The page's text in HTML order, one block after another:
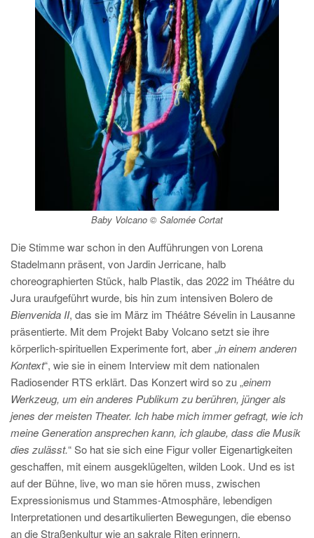
Baby Volcano © Salomée Cortat
Die Stimme war schon in den Aufführungen von Lorena
Stadelmann präsent, von Jardin Jerricane, halb
choreographierten Stück, halb Plastik, das 2022 im Théâtre du
Jura uraufgeführt wurde, bis hin zum intensiven Bolero de
Bienvenida II, das sie im März im Théâtre Sévelin in Lausanne
präsentierte. Mit dem Projekt Baby Volcano setzt sie ihre
körperlich-spirituellen Experimente fort, aber „in einem anderen
Kontext“, wie sie in einem Interview mit dem nationalen
Radiosender RTS erklärt. Das Konzert wird so zu „einem
Werkzeug, um ein anderes Publikum zu berühren, jünger als
jenes der meisten Theater. Ich habe mich immer gefragt, wie ich
meine Generation ansprechen kann, ich glaube, dass die Musik
dies zulässt.“ So hat sie sich eine Figur voller Eigenartigkeiten
geschaffen, mit einem ausgeklügelten, wilden Look. Und es ist
auf der Bühne, live, wo man sie hören muss, zwischen
Expressionismus und Stammes-Atmosphäre, lebendigen
Interpretationen und desartikulierten Bewegungen, die ebenso
an die Straßenkultur wie an sakrale Riten erinnern.